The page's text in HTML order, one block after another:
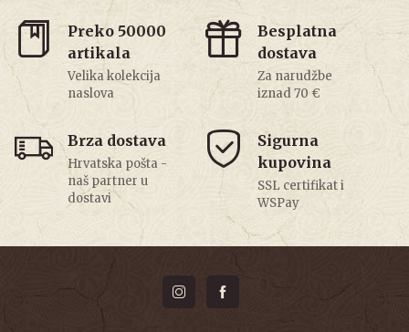
Preko 50000
artikala
Velika kolekcija
naslova
Besplatna
dostava
Za narudžbe
iznad 70 €
Brza dostava
Hrvatska pošta -
naš partner u
dostavi
Sigurna
kupovina
SSL certifikat i
WSPay